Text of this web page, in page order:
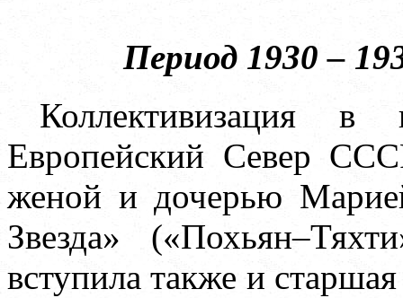
Период 1930 –
Коллективизация
Европейский Север
женой и дочерью
Звезда»
вступила также и